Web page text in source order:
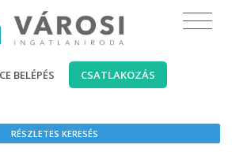
BELÉPÉS CSATLAKOZÁS
RÉSZLETES KERESÉS